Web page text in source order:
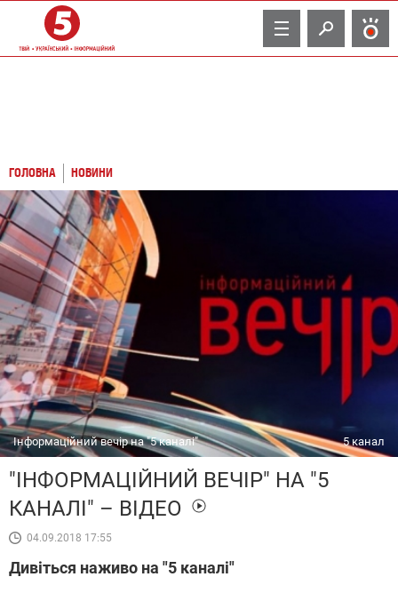
TV
ГОЛОВНА НОВИНИ
Інформаційний вечір на "5 каналі" 5 канал
"ІНФОРМАЦІЙНИЙ ВЕЧІР" НА "5
КАНАЛІ" – ВІДЕО
04.09.2018 17:55
Дивіться наживо на "5 каналі"